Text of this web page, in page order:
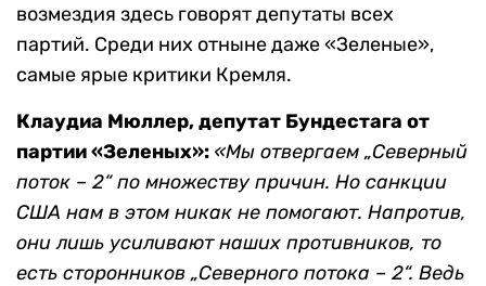
возмездия здесь говорят депутаты всех
партий. Среди них отныне даже «Зеленые»,
самые ярые критики Кремля.
Клаудиа Мюллер, депутат Бундестага от
партии «Зеленых»: «Мы отвергаем „Северный
поток – 2“ по множеству причин. Но санкции
США нам в этом никак не помогают. Напротив,
они лишь усиливают наших противников, то
есть сторонников „Северного потока – 2“. Ведь